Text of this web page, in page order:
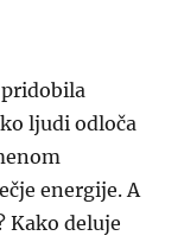
ljudi odloča
energije. A
Kako deluje